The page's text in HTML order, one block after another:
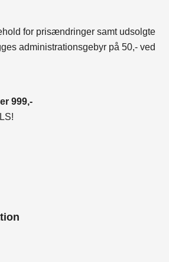
for prisændringer samt udsolgte
administrationsgebyr på 50,- ved
999,-